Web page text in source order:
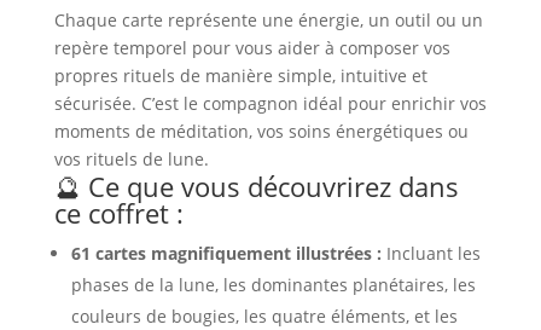
Chaque carte représente une énergie, un outil ou un
repère temporel pour vous aider à composer vos
propres rituels de manière simple, intuitive et
sécurisée. C’est le compagnon idéal pour enrichir vos
moments de méditation, vos soins énergétiques ou
vos rituels de lune.
🔮 Ce que vous découvrirez dans
ce coffret :
61 cartes magnifiquement illustrées : Incluant les
phases de la lune, les dominantes planétaires, les
couleurs de bougies, les quatre éléments, et les